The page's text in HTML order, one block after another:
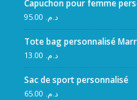
Capuchon pour femme
د.م.
Tote bag personnalisé
د.م.
Sac de sport personnalisé
د.م.